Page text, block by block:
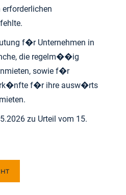
f�r Unternehmen in
die regelm��ig
sowie f�r
f�r ihre ausw�rts
zu Urteil vom 15.